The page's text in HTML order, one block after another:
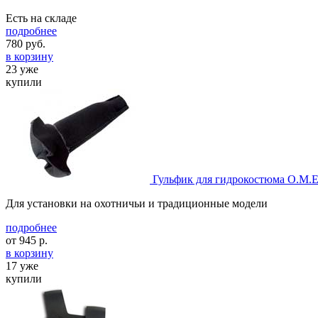
Есть на складе
подробнее
780 руб.
в корзину
23 уже
купили
Гульфик для гидрокостюма
Для установки на охотничьи и традиционные модели
подробнее
от 945 р.
в корзину
17 уже
купили